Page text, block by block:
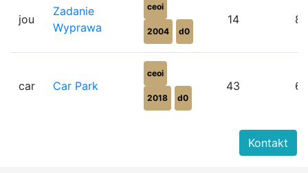
jou
Zadanie
Wyprawa
ceoi
2004 d0
14
car Car Park
ceoi
2018 d0
43
Kontakt